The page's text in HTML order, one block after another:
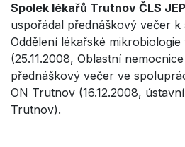
Spolek lékařů Trutnov ČLS JEP
uspořádal přednáškový večer
Oddělení lékařské
(25.11.2008, Oblastní
přednáškový večer ve
ON Trutnov (16.12.2008,
Trutnov).